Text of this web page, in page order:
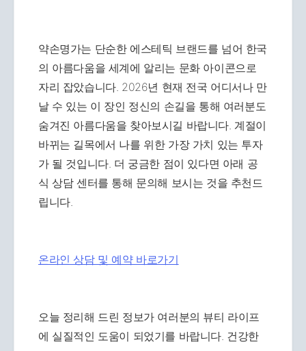
약손명가는 단순한 에스테틱 브랜드를 넘어 한국
의 아름다움을 세계에 알리는 문화 아이콘으로
자리 잡았습니다. 2026년 현재 전국 어디서나 만
날 수 있는 이 장인 정신의 손길을 통해 여러분도
숨겨진 아름다움을 찾아보시길 바랍니다. 계절이
바뀌는 길목에서 나를 위한 가장 가치 있는 투자
가 될 것입니다. 더 궁금한 점이 있다면 아래 공
식 상담 센터를 통해 문의해 보시는 것을 추천드
립니다.
온라인 상담 및 예약 바로가기
오늘 정리해 드린 정보가 여러분의 뷰티 라이프
에 실질적인 도움이 되었기를 바랍니다. 건강한